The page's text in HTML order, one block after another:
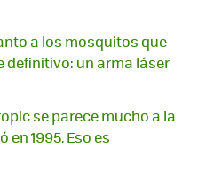
a los mosquitos que
definitivo: un arma láser
se parece mucho a la
1995. Eso es